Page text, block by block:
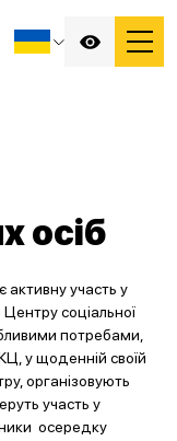
осіб
участь у
соціальної
потребами,
у щоденній своїй
організовують
участь у
осередку